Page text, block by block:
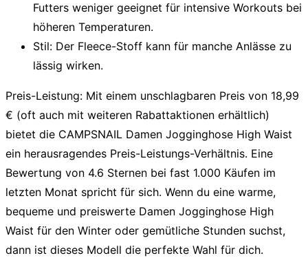
Futters weniger geeignet für intensive Workouts bei
höheren Temperaturen.
Stil: Der Fleece-Stoff kann für manche Anlässe zu
lässig wirken.
Preis-Leistung: Mit einem unschlagbaren Preis von 18,99
€ (oft auch mit weiteren Rabattaktionen erhältlich)
bietet die CAMPSNAIL Damen Jogginghose High Waist
ein herausragendes Preis-Leistungs-Verhältnis. Eine
Bewertung von 4.6 Sternen bei fast 1.000 Käufen im
letzten Monat spricht für sich. Wenn du eine warme,
bequeme und preiswerte Damen Jogginghose High
Waist für den Winter oder gemütliche Stunden suchst,
dann ist dieses Modell die perfekte Wahl für dich.